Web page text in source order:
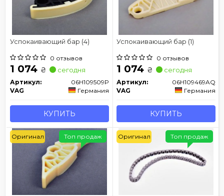
Успокаивающий бар (4)
0 отзывов
1 074 ₴ сегодня
Артикул:
06H109509P
VAG
Германия
КУПИТЬ
Успокаивающий бар (1)
0 отзывов
1 074 ₴ сегодня
Артикул:
06H109469AQ
VAG
Германия
КУПИТЬ
Топ продаж
Оригинал Топ продаж
Оригинал